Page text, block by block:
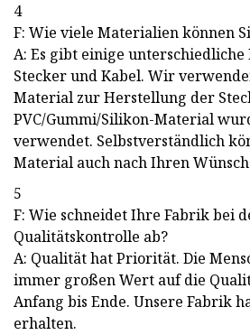
4
F: Wie viele Materialien können
A: Es gibt einige
Stecker und Kabel. Wir
Material zur Herstellung der
PVC/Gummi/Silikon-Material
verwendet. Selbstverständlich
Material auch nach Ihren
5
F: Wie schneidet Ihre Fabrik bei
Qualitätskontrolle ab?
A: Qualität hat Priorität. Die
immer großen Wert auf die
Anfang bis Ende. Unsere Fabrik
erhalten.